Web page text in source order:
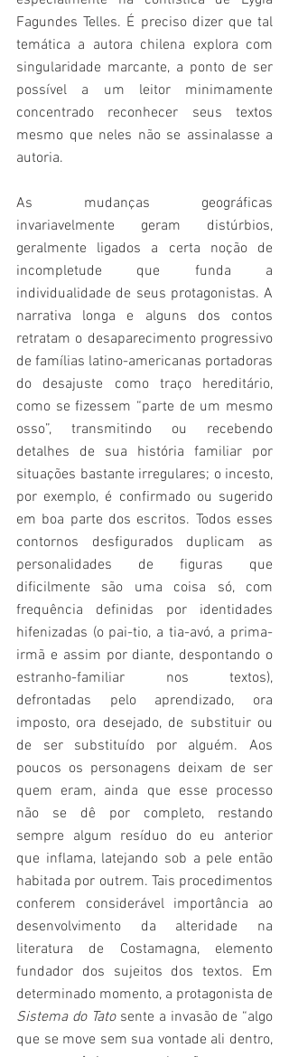
Fagundes Telles. É preciso dizer que tal
temática a autora chilena explora com
singularidade marcante, a ponto de ser
possível a um leitor minimamente
concentrado reconhecer seus textos
mesmo que neles não se assinalasse a
autoria.
As mudanças geográficas
invariavelmente geram distúrbios,
geralmente ligados a certa noção de
incompletude que funda a
individualidade de seus protagonistas. A
narrativa longa e alguns dos contos
retratam o desaparecimento progressivo
de famílias latino-americanas portadoras
do desajuste como traço hereditário,
como se fizessem “parte de um mesmo
osso”, transmitindo ou recebendo
detalhes de sua história familiar por
situações bastante irregulares; o incesto,
por exemplo, é confirmado ou sugerido
em boa parte dos escritos. Todos esses
contornos desfigurados duplicam as
personalidades de figuras que
dificilmente são uma coisa só, com
frequência definidas por identidades
hifenizadas (o pai-tio, a tia-avó, a prima-
irmã e assim por diante, despontando o
estranho-familiar nos textos),
defrontadas pelo aprendizado, ora
imposto, ora desejado, de substituir ou
de ser substituído por alguém. Aos
poucos os personagens deixam de ser
quem eram, ainda que esse processo
não se dê por completo, restando
sempre algum resíduo do eu anterior
que inflama, latejando sob a pele então
habitada por outrem. Tais procedimentos
conferem considerável importância ao
desenvolvimento da alteridade na
literatura de Costamagna, elemento
fundador dos sujeitos dos textos. Em
Sistema do Tato sente a invasão de “algo
que se move sem sua vontade ali dentro,